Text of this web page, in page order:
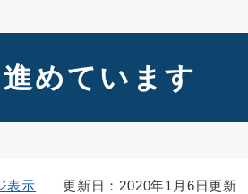
めています
更新日：2020年1月6日更新
表示